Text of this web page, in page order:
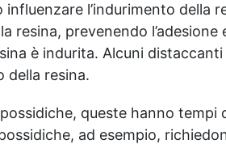
l’indurimento della
resina, prevenendo l’adesione
è indurita. Alcuni distaccanti
della resina.
queste hanno tempi
ad esempio,